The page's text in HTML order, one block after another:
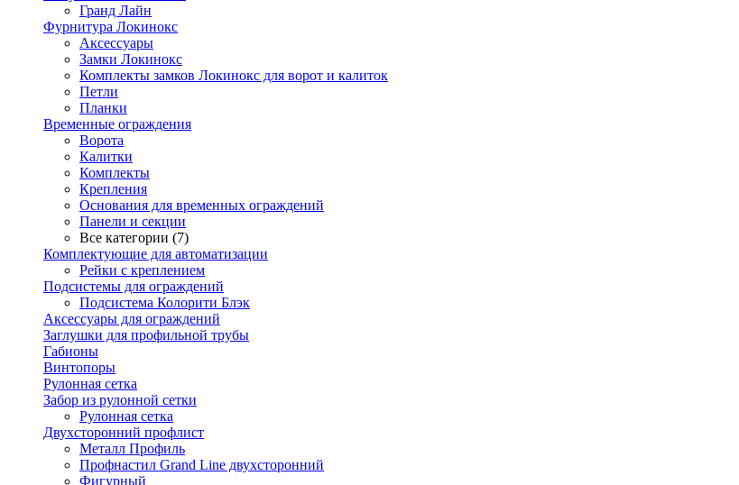
Гранд Лайн
Фурнитура Локинокс
Аксессуары
Замки Локинокс
Комплекты замков Локинокс для ворот и калиток
Петли
Планки
Временные ограждения
Ворота
Калитки
Комплекты
Крепления
Основания для временных ограждений
Панели и секции
Все категории (7)
Комплектующие для автоматизации
Рейки с креплением
Подсистемы для ограждений
Подсистема Колорити Блэк
Аксессуары для ограждений
Заглушки для профильной трубы
Габионы
Винтопоры
Рулонная сетка
Забор из рулонной сетки
Рулонная сетка
Двухсторонний профлист
Металл Профиль
Профнастил Grand Line двухсторонний
Фигурный